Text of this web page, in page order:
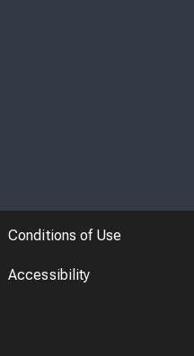
Conditions of Use
Accessibility